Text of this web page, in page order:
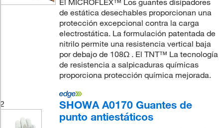
El MICROFLEX™ Los guantes disipadores
de estática desechables proporcionan una
protección excepcional contra la carga
electrostática. La formulación patentada de
nitrilo permite una resistencia vertical baja
por debajo de 108Ω . El TNT™ La tecnología
de resistencia a salpicaduras químicas
proporciona protección química mejorada.
2
SHOWA A0170 Guantes de
punto antiestáticos